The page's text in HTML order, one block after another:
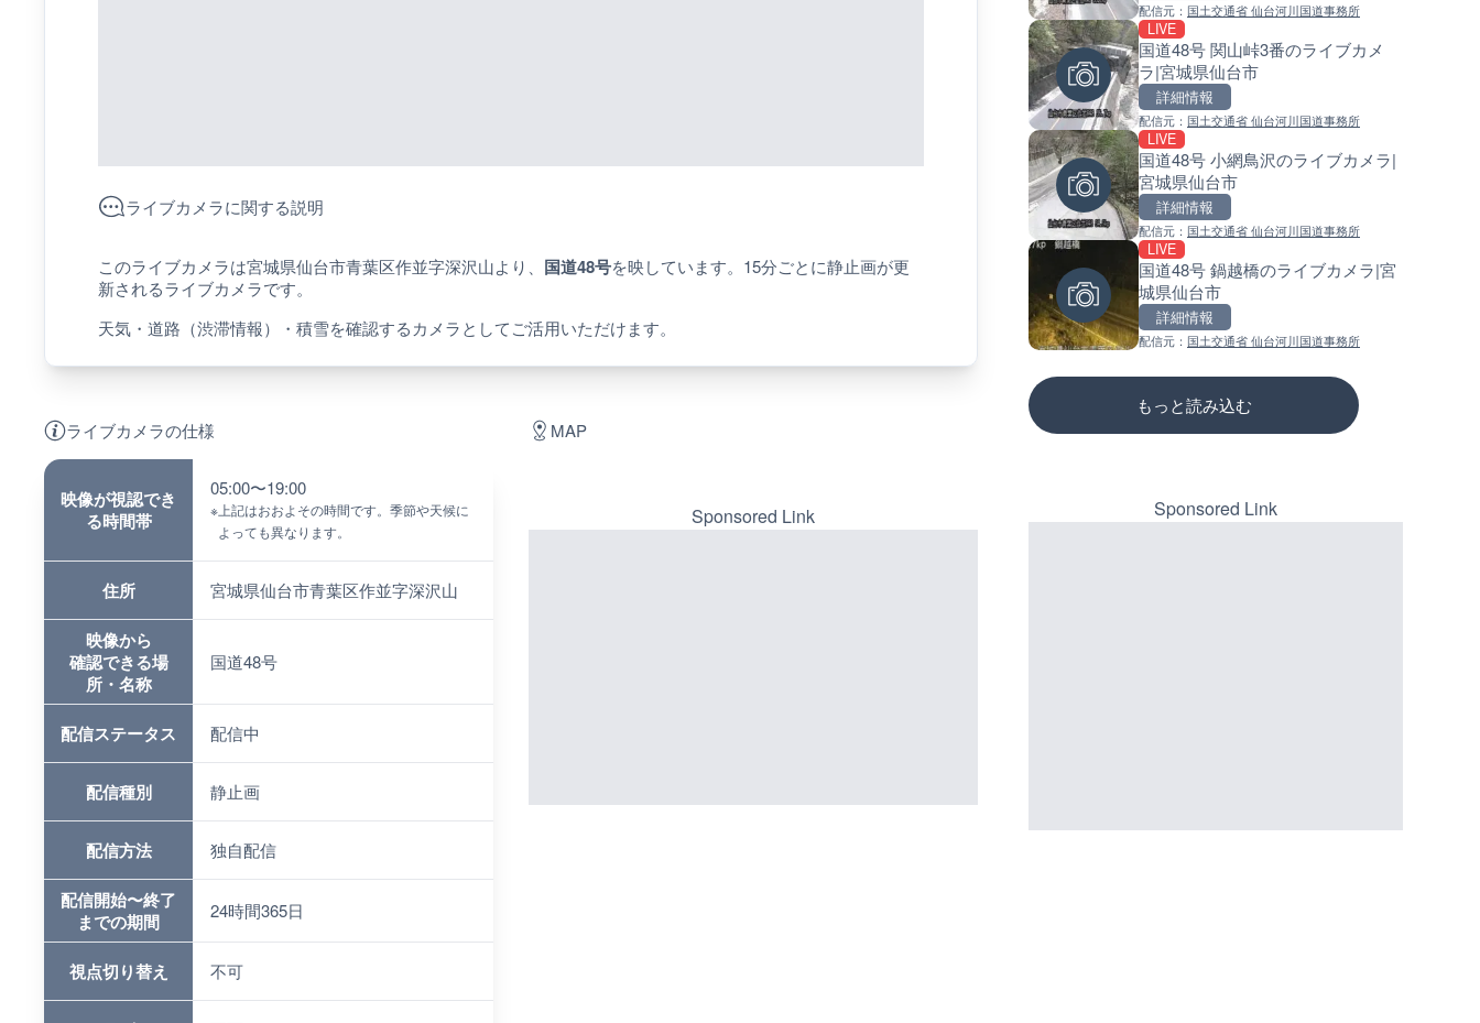
ライブカメラに関する説明
このライブカメラは宮城県仙台市青葉区作並字深沢山より、 国道48号を映しています。15分ごとに静止画が更
新されるライブカメラです。
天気・道路（渋滞情報）・積雪を確認するカメラとしてご活用いただけます。
ライブカメラの仕様
映像が視認でき
る時間帯
05:00〜19:00
※ 上記はおおよその時間です。季節や天候に
よっても異なります。
住所 宮城県仙台市青葉区作並字深沢山
映像から
確認できる場
所・名称
国道48号
配信ステータス 配信中
配信種別 静止画
配信方法 独自配信
配信開始〜終了
までの期間
24時間365日
視点切り替え 不可
MAP
Sponsored Link
配信元： 国土交通省 仙台河川国道事務所
LIVE
国道48号 関山峠3番のライブカメ
ラ|宮城県仙台市
詳細情報
配信元： 国土交通省 仙台河川国道事務所
LIVE
国道48号 小網鳥沢のライブカメラ|
宮城県仙台市
詳細情報
配信元： 国土交通省 仙台河川国道事務所
LIVE
国道48号 鍋越橋のライブカメラ|宮
城県仙台市
詳細情報
配信元： 国土交通省 仙台河川国道事務所
もっと読み込む
配信元：NEXCO中日本
日本全国・緊急地震速報のラ
カメラ
配信元：株式会社ティーファイブプロジ
長野県道404号 飯綱高原のラ
配信元：長野県庁
のと里山海道 高松サービスエ
配信元：石川県土木部道路整備課
配信元：国土交通省 北海道開発局
東京都品川区南大井のライブ
ラ|東京都品川区
配信元：東京都品川区南大井ライブカメラ
道の駅さがのせきのライブカ
配信元：道の駅さがのせきPPカム
松江自動車道 三次東JCT・イ
配信元：国土交通省 三次河川国道事務所
Sponsored Link